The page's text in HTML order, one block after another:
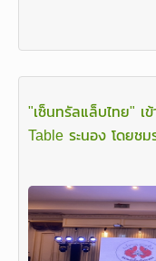
"เซ็นทรัลแล็บไทย" เ
Table ระนอง โดยช